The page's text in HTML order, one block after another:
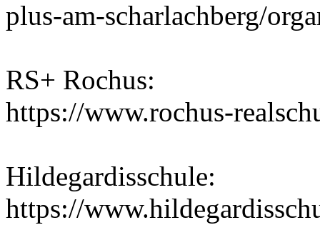
plus-am-scharlachberg/
RS+ Rochus:
https://www.rochus-
Hildegardisschule:
https://